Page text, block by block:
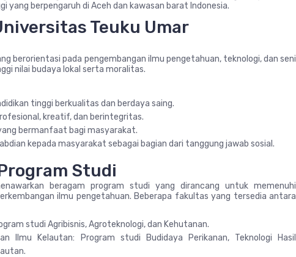
yang berpengaruh di Aceh dan kawasan barat Indonesia.
Teuku Umar
berorientasi pada pengembangan ilmu pengetahuan, teknologi, dan seni
nilai budaya lokal serta moralitas.
tinggi berkualitas dan berdaya saing.
kreatif, dan berintegritas.
bermanfaat bagi masyarakat.
kepada masyarakat sebagai bagian dari tanggung jawab sosial.
Studi
beragam program studi yang dirancang untuk memenuhi
ilmu pengetahuan. Beberapa fakultas yang tersedia antara
studi Agribisnis, Agroteknologi, dan Kehutanan.
Ilmu Kelautan: Program studi Budidaya Perikanan, Teknologi Hasil